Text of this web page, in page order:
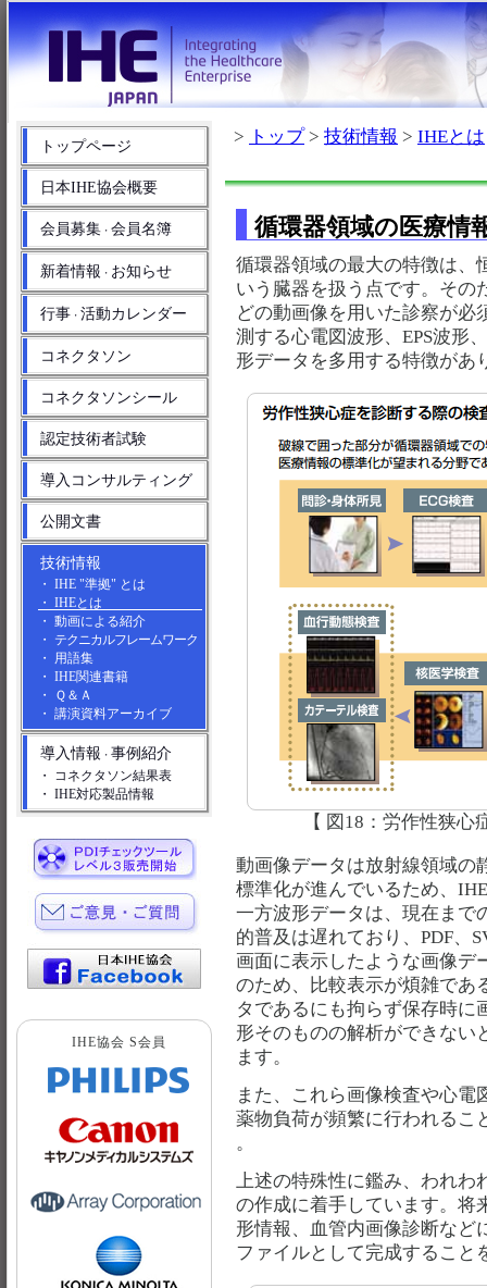
> トップ> 技術情報 > IHEとは
循環器領域の医療情
循環器領域の最大の特徴は、
いう臓器を扱う点です。その
どの動画像を用いた診察が必
測する心電図波形、EPS波形
形データを多用する特徴があ
【 図18：労作性狭
動画像データは放射線領域の
標準化が進んでいるため、
一方波形データは、現在まで
的普及は遅れており、PDF、
画面に表示したような画像デ
のため、比較表示が煩雑であ
タであるにも拘らず保存時に
形そのものの解析ができない
ます。
また、これら画像検査や心電
薬物負荷が頻繁に行われるこ
。
上述の特殊性に鑑み、われわ
の作成に着手しています。将
形情報、血管内画像診断など
ファイルとして完成すること
トップページ
日本IHE協会概要
会員募集 ・ 会員名簿
新着情報 ・ お知らせ
行事 ・ 活動カレンダー
コネクタソン
コネクタソンシール
認定技術者試験
導入コンサルティング
公開文書
技術情報
・ IHE "準拠" とは
・ IHEとは
・ 動画による紹介
・ テクニカルフレームワーク
・ 用語集
・ IHE関連書籍
・ Ｑ＆Ａ
・ 講演資料アーカイブ
導入情報 ・ 事例紹介
・ コネクタソン結果表
・ IHE対応製品情報
IHE協会 S会員